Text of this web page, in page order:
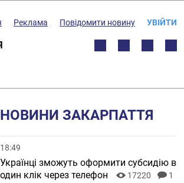
Реклама Повідомити новину УВІЙТИ
НОВИНИ ЗАКАРПАТТЯ
18:49
Українці зможуть оформити субсидію в
один клік через телефон
17220 1